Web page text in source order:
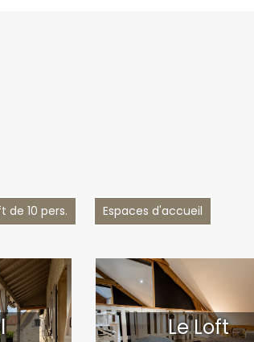
de 10 pers. Espaces d'accueil
Le Loft